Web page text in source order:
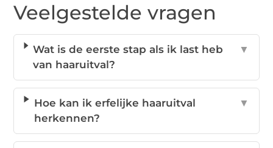
Veelgestelde vragen
Wat is de eerste stap als ik last heb
van haaruitval?
▼
Hoe kan ik erfelijke haaruitval
herkennen?
▼